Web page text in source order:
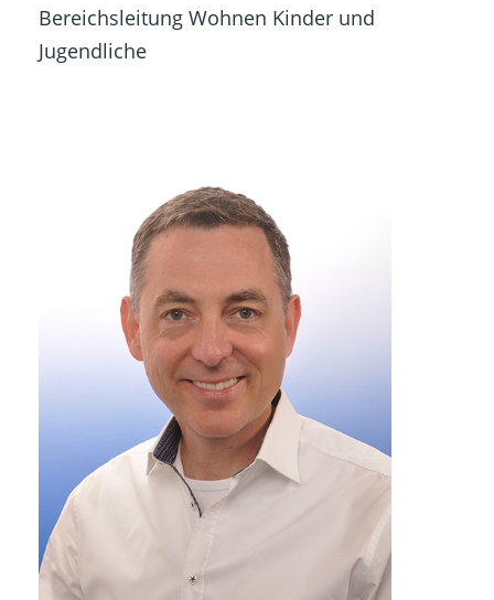
Bereichsleitung Wohnen Kinder und
Jugendliche